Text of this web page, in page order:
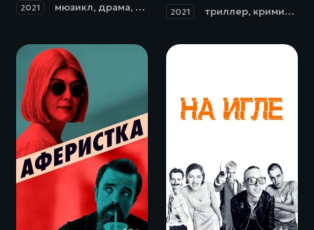
2021 мюзикл, драма, мелодрама , криминал
2021 триллер, криминал